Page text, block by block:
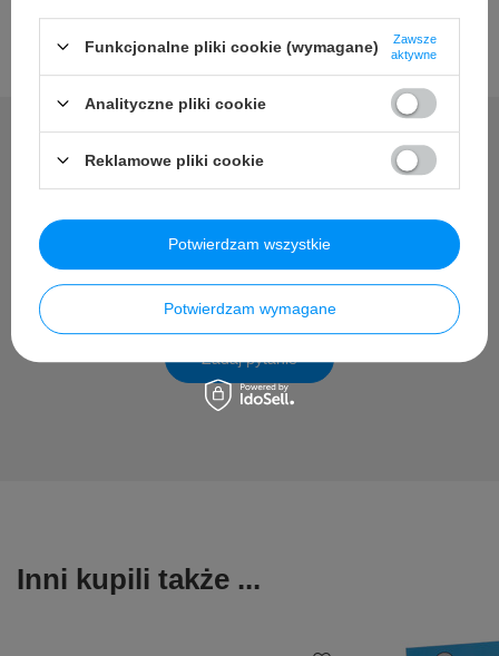
Potrzebujesz pomocy? Masz
pytania?
Zadaj pytanie
Inni kupili także ...
Funkcjonalne pliki cookie (wymagane)
Zawsze
aktywne
Analityczne pliki cookie
Reklamowe pliki cookie
Potwierdzam wymagane
Potwierdzam wszystkie